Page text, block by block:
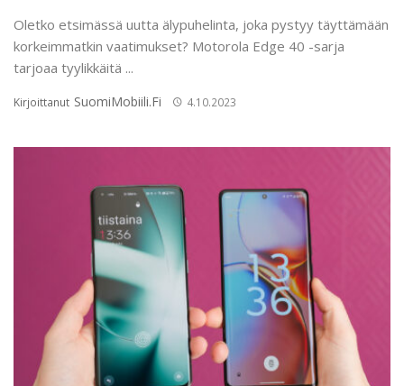
Oletko etsimässä uutta älypuhelinta, joka pystyy täyttämään
korkeimmatkin vaatimukset? Motorola Edge 40 -sarja
tarjoaa tyylikkäitä ...
Kirjoittanut SuomiMobiili.fi 4.10.2023